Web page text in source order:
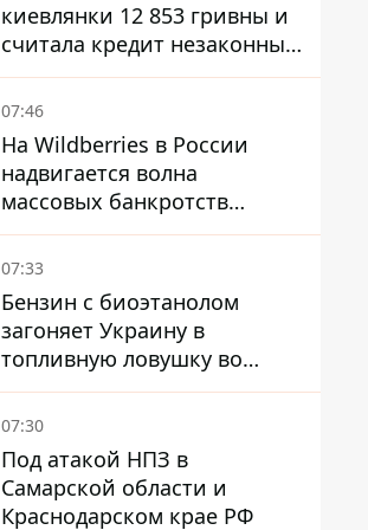
киевлянки 12 853 гривны и
считала кредит незаконным
- что решил суд
07:46
На Wildberries в России
надвигается волна
массовых банкротств
продавцов - Reuters
07:33
Бензин с биоэтанолом
загоняет Украину в
топливную ловушку во
время войны - Сергей Куюн
07:30
Под атакой НПЗ в
Самарской области и
Краснодарском крае РФ